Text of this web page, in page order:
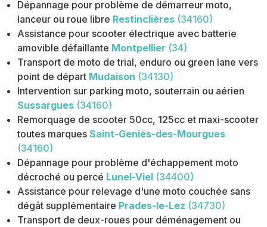
Dépannage pour problème de démarreur moto,
lanceur ou roue libre Restinclières (34160)
Assistance pour scooter électrique avec batterie
amovible défaillante Montpellier (34)
Transport de moto de trial, enduro ou green lane vers
point de départ Mudaison (34130)
Intervention sur parking moto, souterrain ou aérien
Sussargues (34160)
Remorquage de scooter 50cc, 125cc et maxi-scooter
toutes marques Saint-Geniès-des-Mourgues
(34160)
Dépannage pour problème d'échappement moto
décroché ou percé Lunel-Viel (34400)
Assistance pour relevage d'une moto couchée sans
dégât supplémentaire Prades-le-Lez (34730)
Transport de deux-roues pour déménagement ou